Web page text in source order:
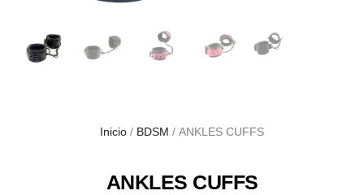
Inicio / BDSM / ANKLES CUFFS
ANKLES CUFFS